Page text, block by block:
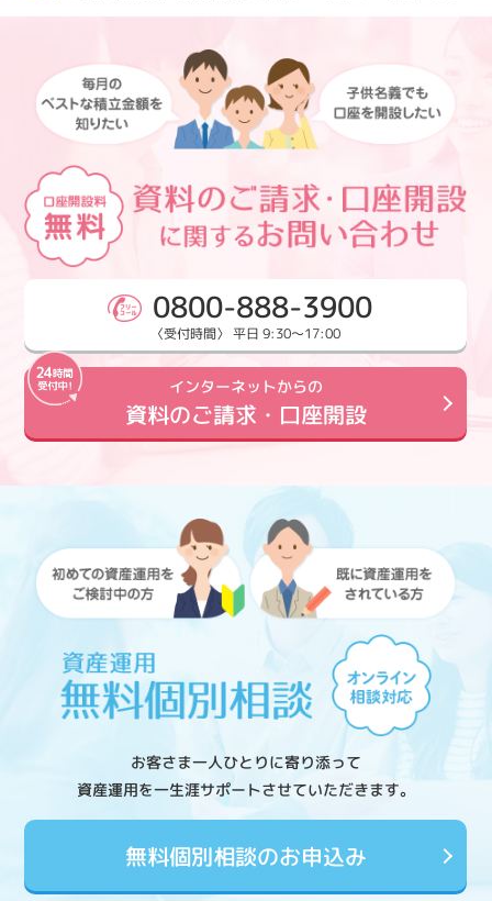
0800-888-3900
〈受付時間〉 平日 9:30～17:00
インターネットからの
資料のご請求・口座開設
お客さま一人ひとりに寄り添って
資産運用を一生涯サポートさせていただきます。
無料個別相談のお申込み